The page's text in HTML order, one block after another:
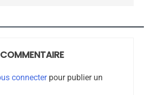
connecterpour publier un
FIÈRE, DIGNE ET RÉSILIENTE :
MA JUDAÏTE par Thérèse
ISRAÉL JUDAISME